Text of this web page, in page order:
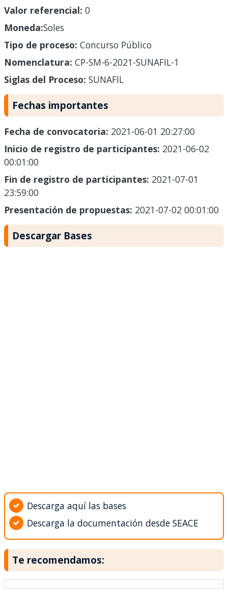
Valor referencial: 0
Moneda:Soles
Tipo de proceso: Concurso Público
Nomenclatura: CP-SM-6-2021-SUNAFIL-1
Siglas del Proceso: SUNAFIL
Fechas importantes
Fecha de convocatoria: 2021-06-01 20:27:00
Inicio de registro de participantes: 2021-06-02
00:01:00
Fin de registro de participantes: 2021-07-01
23:59:00
Presentación de propuestas: 2021-07-02 00:01:00
Descargar Bases
Descarga aquí las bases
Descarga la documentación desde SEACE
Te recomendamos: